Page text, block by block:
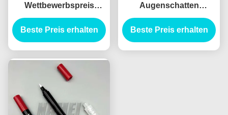
Wettbewerbspreis
Leerer Schwarzer
Augenschatten
Bleistiftröhre
Lippenfolie Behälter
Planbare Mater
Beste Preis erhalten
Augenschatten
Großhandel
Kosmetikbehälter
Augenschatten
Beste Preis erhalten